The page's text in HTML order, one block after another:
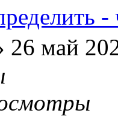
-
26 май